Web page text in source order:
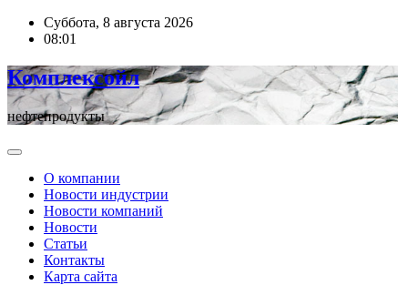
ПерейтиСуббота, 8 августа 2026
08:01
Комплексойл
нефтепродукты
О компании
Новости индустрии
Новости компаний
Новости
Статьи
Контакты
Карта сайта